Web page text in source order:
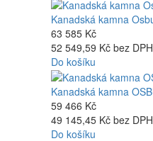
Kanadská kamna
63 585 Kč
52 549,59 Kč bez DPH
Do košíku
Kanadská kamna
59 466 Kč
49 145,45 Kč bez DPH
Do košíku